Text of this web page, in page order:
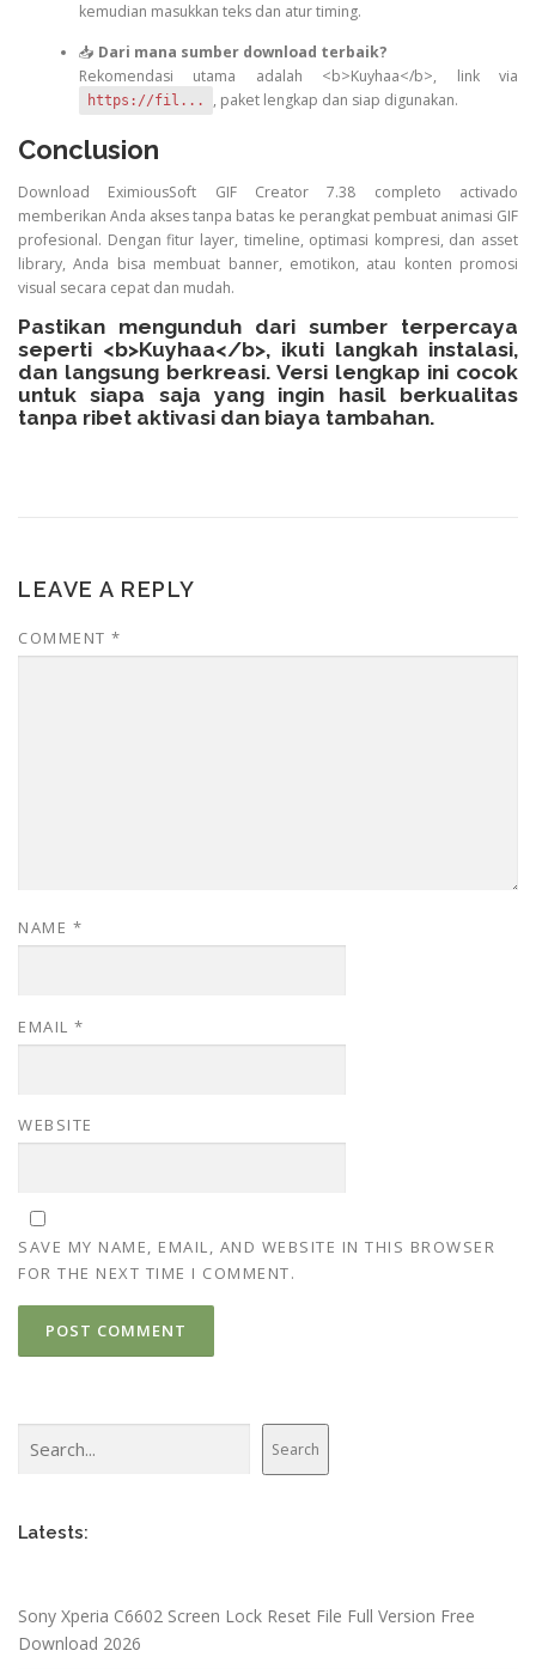
kemudian masukkan teks dan atur timing.
📥 Dari mana sumber download terbaik?
Rekomendasi utama adalah <b>Kuyhaa</b>, link via
https://fil... , paket lengkap dan siap digunakan.
Conclusion
Download EximiousSoft GIF Creator 7.38 completo activado
memberikan Anda akses tanpa batas ke perangkat pembuat animasi GIF
profesional. Dengan fitur layer, timeline, optimasi kompresi, dan asset
library, Anda bisa membuat banner, emotikon, atau konten promosi
visual secara cepat dan mudah.
Pastikan mengunduh dari sumber terpercaya
seperti <b>Kuyhaa</b>, ikuti langkah instalasi,
dan langsung berkreasi. Versi lengkap ini cocok
untuk siapa saja yang ingin hasil berkualitas
tanpa ribet aktivasi dan biaya tambahan.
LEAVE A REPLY
COMMENT *
NAME *
EMAIL *
WEBSITE
SAVE MY NAME, EMAIL, AND WEBSITE IN THIS BROWSER
FOR THE NEXT TIME I COMMENT.
Search
Latests:
Sony Xperia C6602 Screen Lock Reset File Full Version Free
Download 2026